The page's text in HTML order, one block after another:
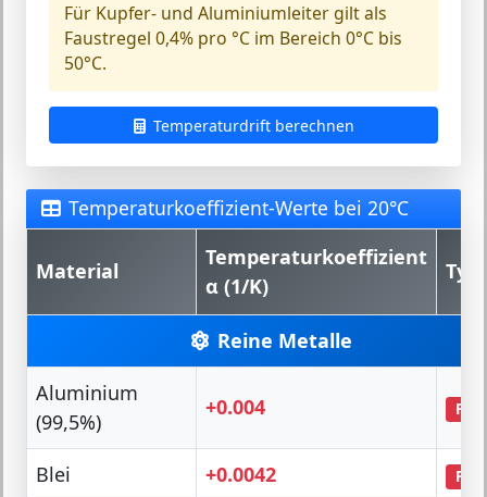
Für Kupfer- und Aluminiumleiter gilt als
Faustregel 0,4% pro °C im Bereich 0°C bis
50°C.
Temperaturdrift berechnen
Temperaturkoeffizient-Werte bei 20°C
Material
Temperaturkoeffizient
α (1/K)
Typ
Reine Metalle
Aluminium
(99,5%)
+0.004 PTC
Blei +0.0042 PTC